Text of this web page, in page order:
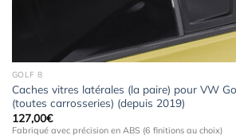
GOLF 8
Caches vitres latérales (la paire) pour VW
(toutes carrosseries) (depuis 2019)
127,00€
Fabriqué avec précision en ABS (6 finitions au choix)